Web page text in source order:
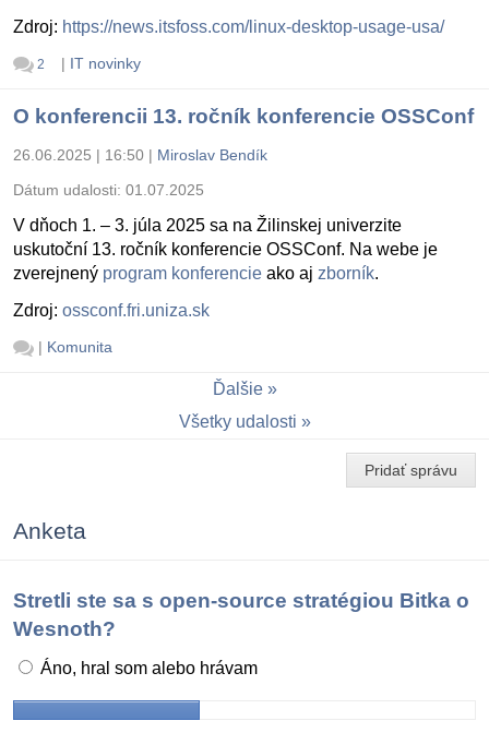
Zdroj: https://news.itsfoss.com/linux-desktop-usage-usa/
2 | IT novinky
O konferencii 13. ročník konferencie OSSConf
26.06.2025 | 16:50 | Miroslav Bendík
Dátum udalosti: 01.07.2025
V dňoch 1. – 3. júla 2025 sa na Žilinskej univerzite
uskutoční 13. ročník konferencie OSSConf. Na webe je
zverejnený program konferencie ako aj zborník.
Zdroj: ossconf.fri.uniza.sk
| Komunita
Ďalšie
Všetky udalosti
Pridať správu
Anketa
Stretli ste sa s open-source stratégiou Bitka o
Wesnoth?
Áno, hral som alebo hrávam